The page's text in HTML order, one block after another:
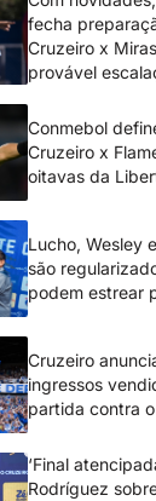
fecha
Cruzeiro x
provável
Conmebol
Cruzeiro x
oitavas da
Lucho, Wesley
são
podem estrear
Cruzeiro
ingressos
partida contra
‘Final
Rodríguez